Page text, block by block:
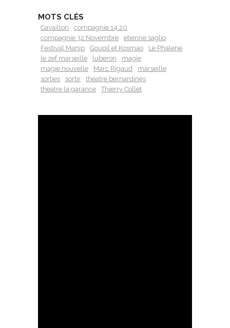
MOTS CLÉS
Cavaillon
compagnie 14:20
compagnie 32 Novembre
etienne saglio
Festival Manip
Goupil et Kosmao
Le Phalene
le zef marseille
luberon
magie
magie nouvelle
Marc Rigaud
marseille
sorties
sortir
theatre bernardines
theatre la garance
Thierry Collet